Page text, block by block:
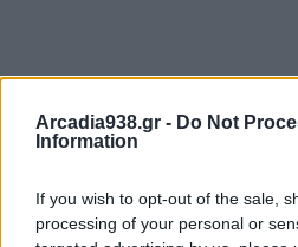
Arcadia938.gr - Do Not
Information
If you wish to opt-out of the sale,
processing of your personal or